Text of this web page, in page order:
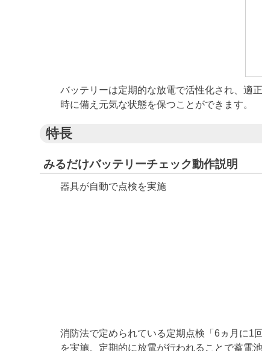
バッテリーは定期的な放電で活性化され、適
時に備え元気な状態を保つことができます。
特長
みるだけバッテリーチェック動作説明
器具が自動で点検を実施
消防法で定められている定期点検「6ヵ月に1
を実施。定期的に放電が行われることで蓄電